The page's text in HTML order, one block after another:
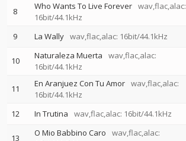
8 Who Wants To Live Forever wav,flac,alac:
16bit/44.1kHz
9 La Wally wav,flac,alac: 16bit/44.1kHz
10 Naturaleza Muerta
wav,flac,alac:
16bit/44.1kHz
11 En Aranjuez Con Tu Amor wav,flac,alac:
16bit/44.1kHz
12 In Trutina wav,flac,alac: 16bit/44.1kHz
13 O Mio Babbino Caro
wav,flac,alac: